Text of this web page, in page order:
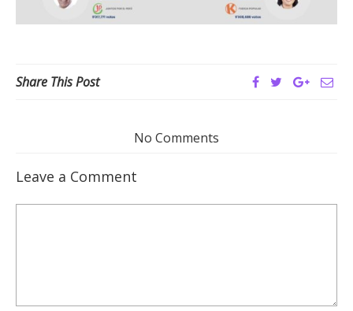
Share This Post
No Comments
Leave a Comment